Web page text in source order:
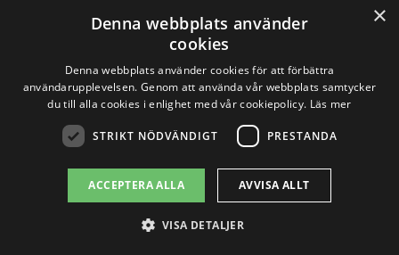
Att hitta pålitlig snöröjning i Nikkala kan
vara en utmaning, särskilt under
vintermånaderna när snöfallsnivåerna
kan bli betydande. För att underlätta
processen och säkerställa att du får den
bästa hjälp med snöröjningen, kan det
vara värt att överväga företag som även
×
Denna webbplats använder
cookies
Denna webbplats använder cookies för att förbättra
användarupplevelsen. Genom att använda vår webbplats samtycker
du till alla cookies i enlighet med vår cookiepolicy. Läs mer
STRIKT NÖDVÄNDIGT PRESTANDA
ACCEPTERA ALLA AVVISA ALLT
VISA DETALJER